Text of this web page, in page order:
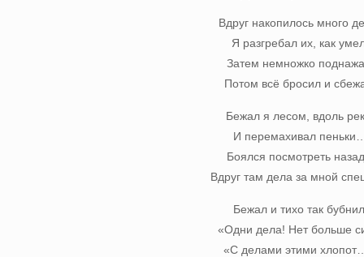
Вдруг накопилось много
Я разгребал их, как
Затем немножко
Потом всё бросил и
Бежал я лесом, вдоль
И перемахивал
Боялся посмотреть
Вдруг там дела за мной
Бежал и тихо так
«Одни дела! Нет больше
«С делами этими